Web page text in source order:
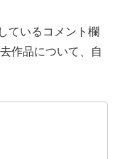
ているコメント欄
作品について、自